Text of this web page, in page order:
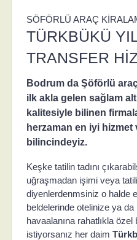
SÖFÖRLÜ ARAÇ
TÜRKBÜKÜ
TRANSFER
Bodrum da Şöförlü
ilk akla gelen sağlam
kalitesiyle bilinen
herzaman en iyi
bilincindeyiz.
Keşke tatilin tadını
uğraşmadan işimi veya
diyenlerdenmsiniz o halde
beldelerinde otelinize ya
havaalanına rahatlıkla
istiyorsanız her daim